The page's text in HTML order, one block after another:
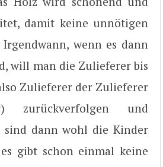
damit keine unnötigen
Irgendwann, wenn es dann
will man die Zulieferer bis
Zulieferer der Zulieferer
zurückverfolgen und
sind dann wohl die Kinder
gibt schon einmal keine